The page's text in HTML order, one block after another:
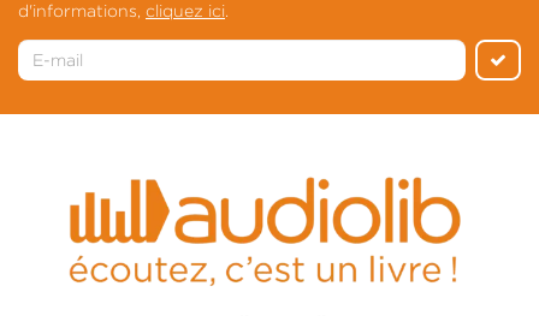
d'informations, cliquez ici.